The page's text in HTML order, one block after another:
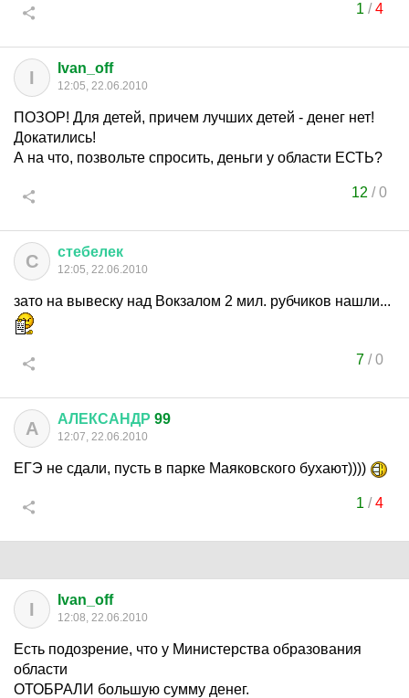
1 /4
I Ivan_off
12:05, 22.06.2010
ПОЗОР! Для детей, причем лучших детей - денег нет!
Докатились!
А на что, позвольте спросить, деньги у области ЕСТЬ?
12 /0
С стебелек
12:05, 22.06.2010
зато на вывеску над Вокзалом 2 мил. рубчиков нашли...
7/0
А АЛЕКСАНДР 99
12:07, 22.06.2010
ЕГЭ не сдали, пусть в парке Маяковского бухают))))
1 /4
I Ivan_off
12:08, 22.06.2010
Есть подозрение, что у Министерства образования
области
ОТОБРАЛИ большую сумму денег.